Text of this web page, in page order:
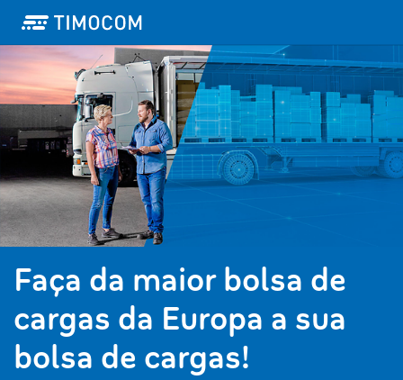
Faça da maior bolsa de
cargas da Europa a sua
bolsa de cargas!